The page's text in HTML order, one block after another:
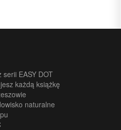
EASY DOT
każdą książkę
naturalne